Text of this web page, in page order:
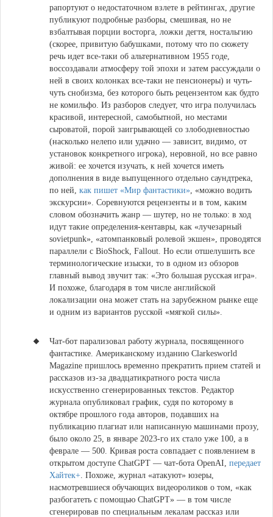
рапортуют о недостаточном взлете в рейтингах, другие
публикуют подробные разборы, смешивая, но не
взбалтывая порции восторга, ложки дегтя, ностальгию
(скорее, привитую бабушками, потому что по сюжету
речь идет все-таки об альтернативном 1955 годе,
воссоздавали атмосферу той эпохи и затем рассуждали о
ней в своих колонках все-таки не пенсионеры) и чуть-
чуть снобизма, без которого быть рецензентом как будто
не комильфо. Из разборов следует, что игра получилась
красивой, интересной, самобытной, но местами
сыроватой, порой заигрывающей со злободневностью
(насколько нелепо или удачно — зависит, видимо, от
установок конкретного игрока), неровной, но все равно
живой: ее хочется изучать, к ней хочется иметь
дополнения в виде выпущенного отдельно саундтрека,
по ней, как пишет «Мир фантастики», «можно водить
экскурсии». Соревнуются рецензенты и в том, каким
словом обозначить жанр — шутер, но не только: в ход
идут такие определения-кентавры, как «лучезарный
sovietpunk», «атомпанковый ролевой экшен», проводятся
параллели с BioShock, Fallout. Но если отшелушить все
терминологические изыски, то в одном из обзоров
главный вывод звучит так: «Это большая русская игра».
И похоже, благодаря в том числе английской
локализации она может стать на зарубежном рынке еще
и одним из вариантов русской «мягкой силы».
Чат-бот парализовал работу журнала, посвященного
фантастике. Американскому изданию Clarkesworld
Magazine пришлось временно прекратить прием статей и
рассказов из-за двадцатикратного роста числа
искусственно сгенерированных текстов. Редактор
журнала опубликовал график, судя по которому в
октябре прошлого года авторов, подавших на
публикацию плагиат или написанную машинами прозу,
было около 25, в январе 2023-го их стало уже 100, а в
феврале — 500. Кривая роста совпадает с появлением в
открытом доступе ChatGPT — чат-бота OpenAI, передает
Хайтек+. Похоже, журнал «атакуют» юзеры,
насмотревшиеся обучающих видеороликов о том, «как
разбогатеть с помощью ChatGPT» — в том числе
сгенерировав по специальным лекалам рассказ или